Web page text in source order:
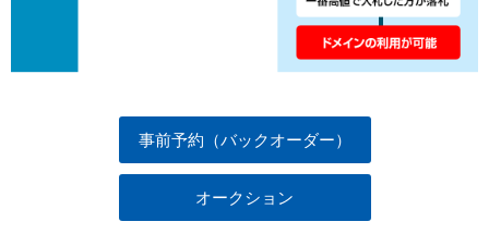
事前予約（バックオーダー）
オークション